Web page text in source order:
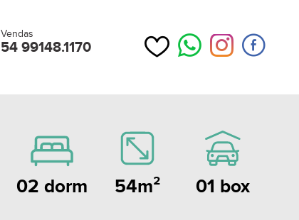
Vendas
54 99148.1170
02 dorm 54m² 01 box